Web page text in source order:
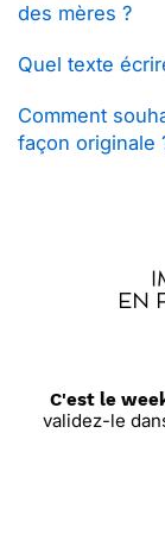
des mères ?
Quel texte
Comment
façon originale
C'est le
validez-le